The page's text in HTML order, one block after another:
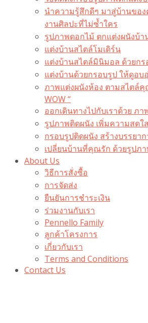
นำความรู้สึกดีๆ มาสู่บ้านขอ
งานศิลปะที่ไม่ซ้ำใคร
รูปภาพดอกไม้ ตกแต่งผนังบ้า
แต่งบ้านสไตล์โมเดิร์น
แต่งบ้านสไตล์มินิมอล ด้วยก
แต่งบ้านด้วยกรอบรูป ให้ดูอบ
ภาพแต่งผนังห้อง ตามสไตล์คุ
WOW “
ออกเดินทางไปกับเราด้วย ภา
รูปภาพติดผนัง เพิ่มความสด
กรอบรูปติดผนัง สร้างบรรยา
เปลี่ยนบ้านที่คุณรัก ด้วยรูปภ
About Us
วิธีการสั่งซื้อ
การจัดส่ง
ยืนยันการชำระเงิน
ร่วมงานกับเรา
Pennello Family
ลูกค้าโครงการ
เกี่ยวกับเรา
Terms and Conditions
Contact Us